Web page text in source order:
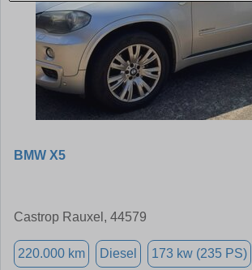
BMW X5
Castrop Rauxel, 44579
220.000 km Diesel 173 kw (235 PS)